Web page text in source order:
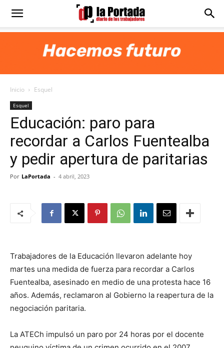
Diario
Portada
Inicio Esquel
Esquel
Educación: paro para
recordar a Carlos Fuentealba
y pedir apertura de paritarias
Por LaPortada - 4 abril, 2023
Trabajadores de la Educación llevaron adelante hoy
martes una medida de fuerza para recordar a Carlos
Fuentealba, asesinado en medio de una protesta hace 16
años. Además, reclamaron al Gobierno la reapertura de la
negociación paritaria.
La ATECh impulsó un paro por 24 horas por el docente